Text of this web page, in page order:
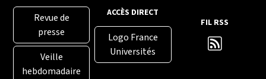
Revue de
presse
Veille
hebdomadaire
ACCÈS DIRECT
Logo France
Universités
FIL RSS